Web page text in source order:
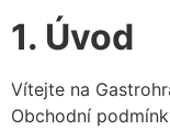
1. Úvod
Vítejte na
Obchodní